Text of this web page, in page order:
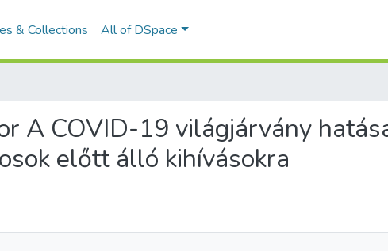
& Collections All of DSpace
A COVID-19 világjárvány
előtt álló kihívásokra